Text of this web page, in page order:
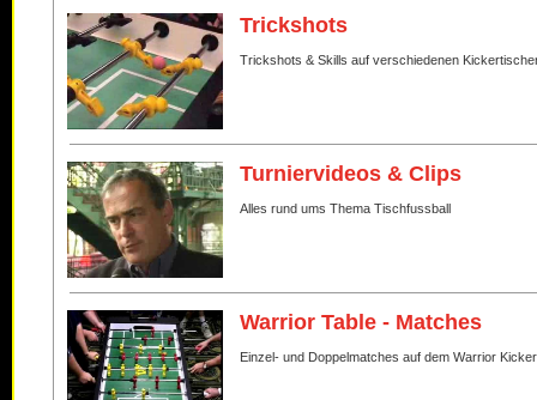
Trickshots
Trickshots & Skills auf verschiedenen
Turniervideos & Clips
Alles rund ums Thema Tischfussball
Warrior Table - Matches
Einzel- und Doppelmatches auf dem Warrior Kicker